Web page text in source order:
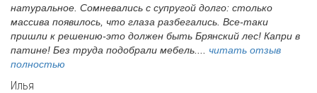
натуральное. Сомневались с супругой долго: столько
массива появилось, что глаза разбегались. Все-таки
пришли к решению-это должен быть Брянский лес! Капри в
патине! Без труда подобрали мебель.... читать отзыв
полностью
Илья